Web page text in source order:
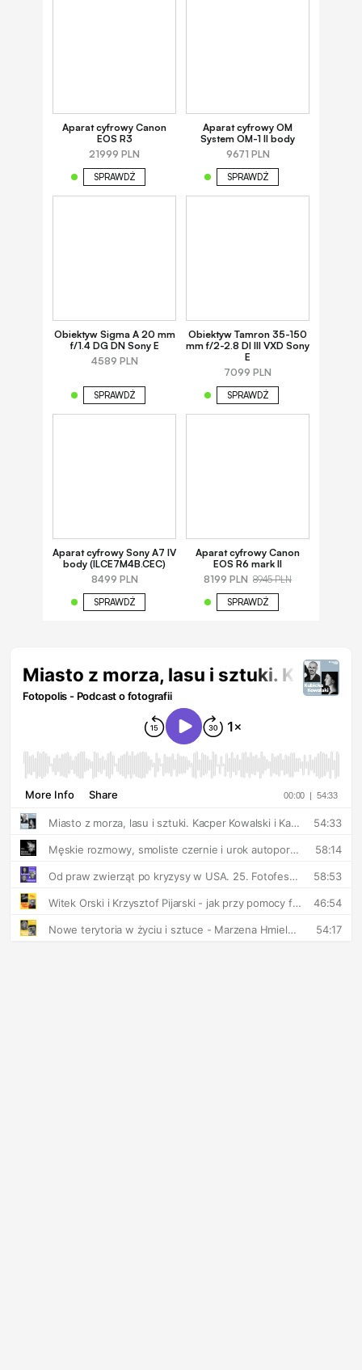
Aparat cyfrowy Canon
EOS R3
21999 PLN
SPRAWDŹ
Aparat cyfrowy OM
System OM-1 II body
9671 PLN
SPRAWDŹ
Obiektyw Sigma A 20 mm
f/1.4 DG DN Sony E
4589 PLN
SPRAWDŹ
Obiektyw Tamron 35-150
mm f/2-2.8 DI III VXD Sony
E
7099 PLN
SPRAWDŹ
Aparat cyfrowy Sony A7 IV
body (ILCE7M4B.CEC)
8499 PLN
SPRAWDŹ
Aparat cyfrowy Canon
EOS R6 mark II
8199 PLN 8945 PLN
SPRAWDŹ